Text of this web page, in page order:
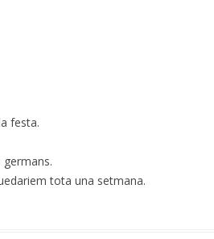
festa.
tota una setmana.